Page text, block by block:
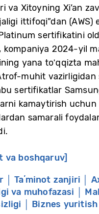
va Xitoyning Xi’an
ittifoqi”dan (AWS)
sertifikatini
kompaniya 2024-yil
yana toʻqqizta
muhit
sertifikatlar
kamaytirish uchun
samarali
va boshqaruv]
│ Taʼminot zanjiri │
va muhofazasi │
│ Biznes yuritish